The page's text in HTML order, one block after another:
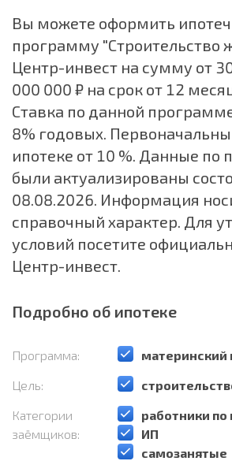
Вы можете оформить
программу "Строительство
Центр-инвест на сумму от
000 000 ₽ на срок от 12
Ставка по данной
8% годовых.
ипотеке от 10 %. Данные по
были актуализированы
08.08.2026. Информация
справочный характер. Для
условий посетите
Центр-инвест.
Подробно об ипотеке
Программа:
️материнский
Цель:
Категории
заёмщиков:
️работники по
️ИП
️самозанятые